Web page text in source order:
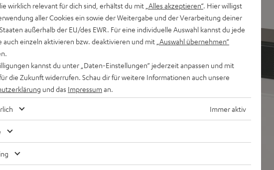
3D-Sound, der auch von
der Bühne bei
arbeiten, 7.1-
in koaxialer Anordnung,
Hochtöner für ein
Surround
verwendbar, Soundmodi
Musik vom Smartphone,
und 3D unterstützt,
wirklich relevant für dich sind, erhältst du mit „Alles akzeptieren“. Hier willigst
aller Cookies ein sowie der Weitergabe und der Verarbeitung deiner
außerhalb der EU/des EWR. Für eine individuelle Auswahl kannst du jede
auch einzeln aktivieren bzw. deaktivieren und mit „Auswahl übernehmen“
kannst du unter „Daten-Einstellungen“ jederzeit anpassen und mit
die Zukunft widerrufen. Schau dir für weitere Informationen auch unsere
und das Impressum an.
Immer aktiv